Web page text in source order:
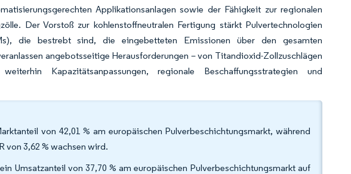
Applikationsanlagen sowie der Fähigkeit zur regionalen
Der Vorstoß zur kohlenstoffneutralen Fertigung stärkt Pulvertechnologien
die bestrebt sind, die eingebetteten Emissionen über den gesamten
angebotsseitige Herausforderungen – von Titandioxid-Zollzuschlägen
Kapazitätsanpassungen, regionale Beschaffungsstrategien und
von 42,01 % am europäischen Pulverbeschichtungsmarkt, während
von 3,62 % wachsen wird.
Umsatzanteil von 37,70 % am europäischen Pulverbeschichtungsmarkt auf